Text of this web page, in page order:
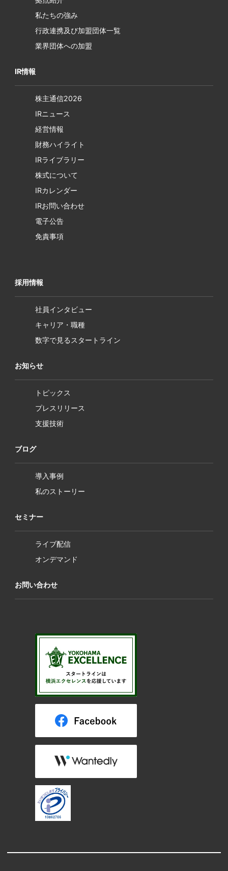
私たちの強み
行政連携及び加盟団体一覧
業界団体への加盟
IR情報
株主通信2026
IRニュース
経営情報
財務ハイライト
IRライブラリー
株式について
IRカレンダー
IRお問い合わせ
電子公告
免責事項
採用情報
社員インタビュー
キャリア・職種
数字で見るスタートライン
お知らせ
トピックス
プレスリリース
支援技術
ブログ
導入事例
私のストーリー
セミナー
ライブ配信
オンデマンド
お問い合わせ